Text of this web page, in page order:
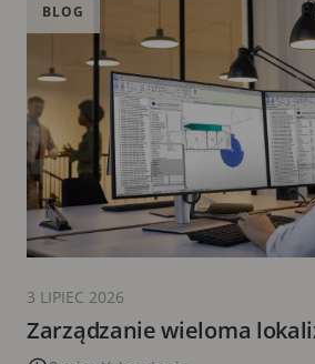
Zarządzanie wieloma
BLOG
3 LIPIEC 2026